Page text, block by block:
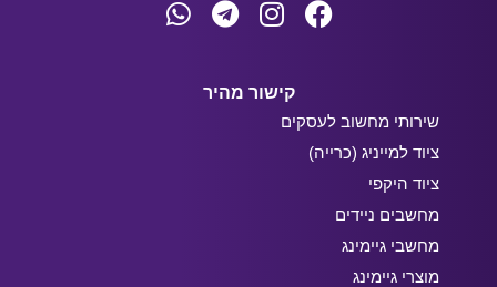
קישור מהיר
שירותי מחשוב לעסקים
ציוד למייניג (כרייה)
ציוד היקפי
מחשבים ניידים
מחשבי גיימינג
מוצרי גיימינג